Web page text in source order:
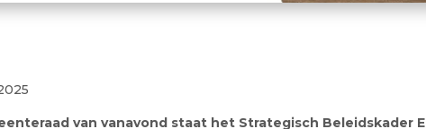
van vanavond staat het Strategisch Beleidskader